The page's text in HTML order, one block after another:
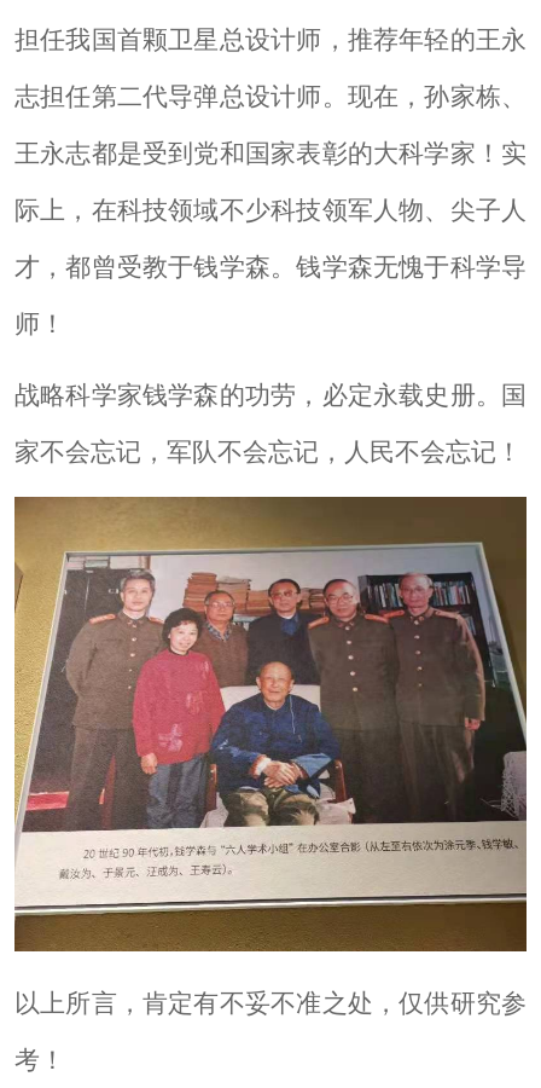
担任我国首颗卫星总设计师，推荐年轻的王永
志担任第二代导弹总设计师。现在，孙家栋、
王永志都是受到党和国家表彰的大科学家！实
际上，在科技领域不少科技领军人物、尖子人
才，都曾受教于钱学森。钱学森无愧于科学导
师！
战略科学家钱学森的功劳，必定永载史册。国
家不会忘记，军队不会忘记，人民不会忘记！
以上所言，肯定有不妥不准之处，仅供研究参
考！